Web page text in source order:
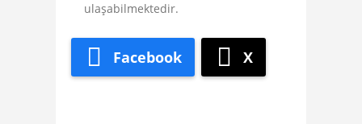
ulaşabilmektedir.
Facebook X